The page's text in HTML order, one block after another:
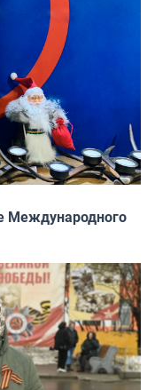
Международного